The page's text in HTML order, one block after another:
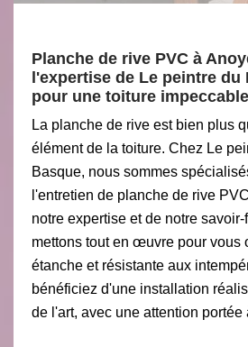
Planche de rive PVC à
l'expertise de Le peintre du
pour une toiture
La planche de rive est bien plus
élément de la toiture. Chez Le
Basque, nous sommes
l'entretien de planche de rive
notre expertise et de notre
mettons tout en œuvre pour vous
étanche et résistante aux
bénéficiez d'une installation
de l'art, avec une attention portée